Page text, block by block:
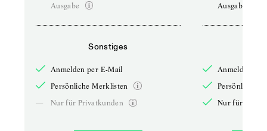
Ausgabe
Sonstiges
Anmelden per E-Mail
Persönliche Merklisten
—
Nur für Privatkunden
Ausgabe
Anmelden
Persönliche
Nur für